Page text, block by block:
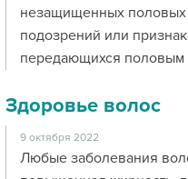
незащищенных половых
подозрений или
передающихся половым
Здоровье волос
9 октября 2022
Любые заболевания